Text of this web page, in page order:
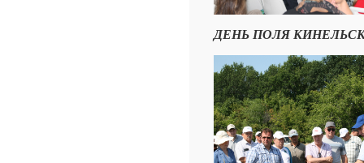
ДЕНЬ ПОЛЯ